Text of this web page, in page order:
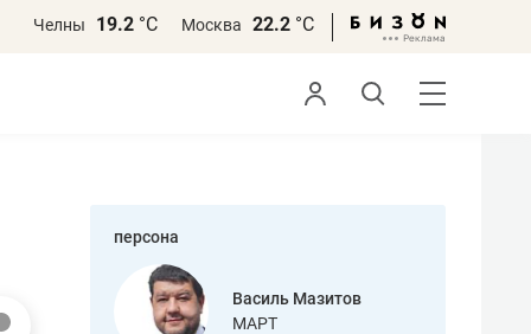
Челны 19.2 °С Москва 22.2 °С
персона
Василь Мазитов
МАРТ